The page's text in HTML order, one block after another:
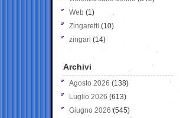
Web (1)
Zingaretti (10)
zingari (14)
Archivi
Agosto 2026 (138)
Luglio 2026 (613)
Giugno 2026 (545)